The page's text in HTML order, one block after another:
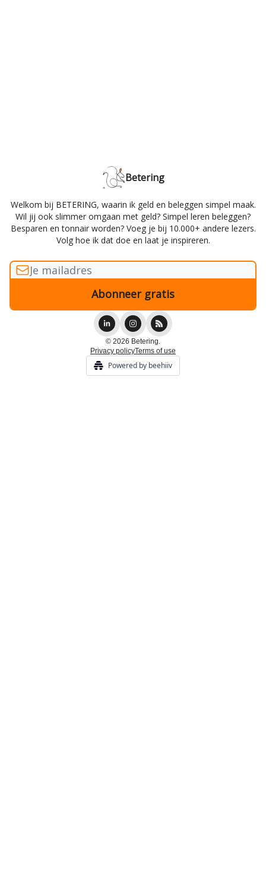
Betering
Welkom bij BETERING, waarin ik geld en beleggen simpel maak.
Wil jij ook slimmer omgaan met geld? Simpel leren beleggen?
Besparen en tonnair worden? Voeg je bij 10.000+ andere lezers.
Volg hoe ik dat doe en laat je inspireren.
© 2026 Betering.
Privacy policyTerms of use
Powered by beehiiv